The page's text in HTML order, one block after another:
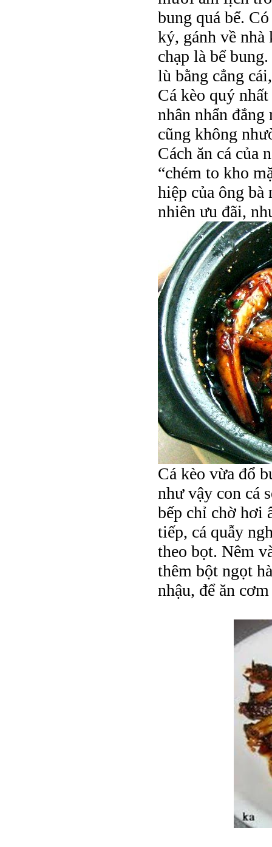
bung quá bể.
ký, gánh về nhà
chạp là bể
lù bằng cẳng
Cá kèo quý
nhân nhẩn
cũng không
Cách ăn cá của
“chém to kho
hiệp của ông
nhiên ưu đãi,
Cá kèo vừa đổ
như vậy con cá
bếp chỉ chờ hơi
tiếp, cá quẫy
theo bọt. Nêm
thêm bột ngọt
nhậu, để ăn